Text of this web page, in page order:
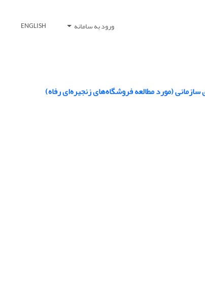
ورود به سامانه ENGLISH
(مورد مطالعه فروشگاه‌های زنجیره‌ای رفاه)